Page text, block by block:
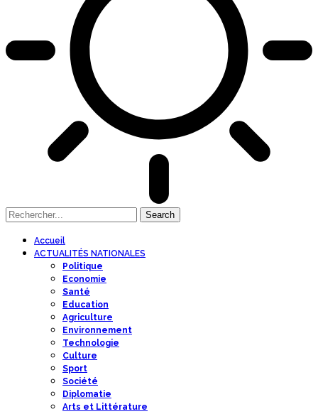
Accueil
ACTUALITÉS NATIONALES
Politique
Economie
Santé
Education
Agriculture
Environnement
Technologie
Culture
Sport
Société
Diplomatie
Arts et Littérature